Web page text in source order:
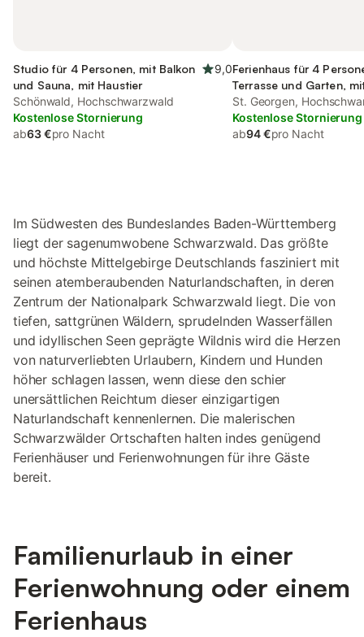
Studio für 4 Personen, mit Balkon
und Sauna, mit Haustier
9,0
Schönwald, Hochschwarzwald
Kostenlose Stornierung
ab63 €pro Nacht
Ferienhaus für 4
Terrasse und Garten,
St. Georgen,
Kostenlose Stornierung
ab94 €pro Nacht
Im Südwesten des Bundeslandes Baden-Württemberg
liegt der sagenumwobene Schwarzwald. Das größte
und höchste Mittelgebirge Deutschlands fasziniert mit
seinen atemberaubenden Naturlandschaften, in deren
Zentrum der Nationalpark Schwarzwald liegt. Die von
tiefen, sattgrünen Wäldern, sprudelnden Wasserfällen
und idyllischen Seen geprägte Wildnis wird die Herzen
von naturverliebten Urlaubern, Kindern und Hunden
höher schlagen lassen, wenn diese den schier
unersättlichen Reichtum dieser einzigartigen
Naturlandschaft kennenlernen. Die malerischen
Schwarzwälder Ortschaften halten indes genügend
Ferienhäuser und Ferienwohnungen für ihre Gäste
bereit.
Familienurlaub in einer
Ferienwohnung oder einem
Ferienhaus